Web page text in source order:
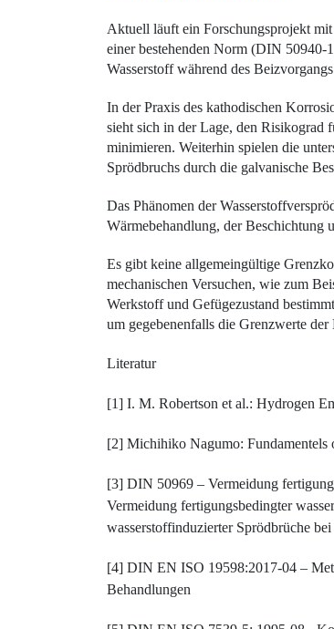
Aktuell läuft ein Forschungsprojekt
einer bestehenden Norm (DIN 50940-
Wasserstoff während des
In der Praxis des kathodischen
sieht sich in der Lage, den Risikograd
minimieren. Weiterhin spielen die
Sprödbruchs durch die galvanische
Das Phänomen der
Wärmebehandlung, der Beschichtung
Es gibt keine allgemeingültige
mechanischen Versuchen, wie zum
Werkstoff und Gefügezustand
um gegebenenfalls die Grenzwerte
Literatur
[1] I. M. Robertson et al.: Hydrogen
[2] Michihiko Nagumo:
[3] DIN 50969 – Vermeidung
Vermeidung fertigungsbedingter
wasserstoff­induzierter Sprödbrüche
[4] DIN EN ISO 19598:2017-04 –
Behandlungen